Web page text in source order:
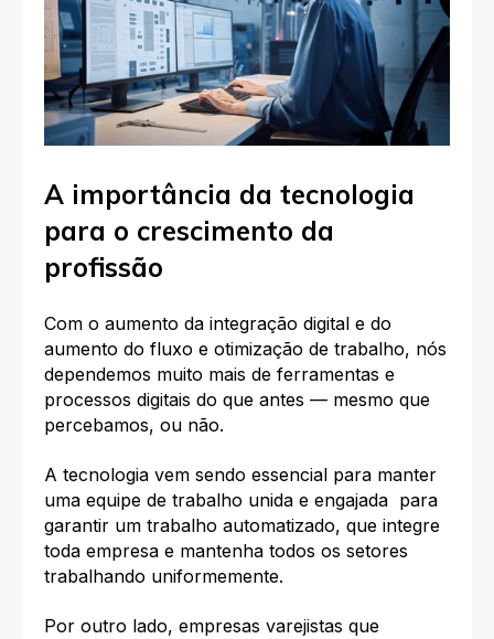
A importância da tecnologia
para o crescimento da
profissão
Com o aumento da integração digital e do
aumento do fluxo e otimização de trabalho, nós
dependemos muito mais de ferramentas e
processos digitais do que antes — mesmo que
percebamos, ou não.
A tecnologia vem sendo essencial para manter
uma equipe de trabalho unida e engajada para
garantir um trabalho automatizado, que integre
toda empresa e mantenha todos os setores
trabalhando uniformemente.
Por outro lado, empresas varejistas que